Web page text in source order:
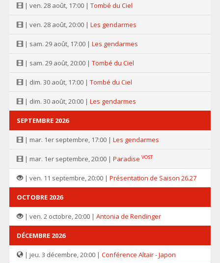
| ven. 28 août, 17:00 | Tombé du Ciel
| ven. 28 août, 20:00 | Les gendarmes
| sam. 29 août, 17:00 | Les gendarmes
| sam. 29 août, 20:00 | Tombé du Ciel
| dim. 30 août, 17:00 | Tombé du Ciel
| dim. 30 août, 20:00 | Les gendarmes
SEPTEMBRE 2026
| mar. 1er septembre, 17:00 | Les gendarmes
| mar. 1er septembre, 20:00 | Paradise VOST
| ven. 11 septembre, 20:00 | Présentation de Saison 26.27
OCTOBRE 2026
| ven. 2 octobre, 20:00 | Antonia de Rendinger
DÉCEMBRE 2026
| jeu. 3 décembre, 20:00 | Conférence Altaïr - Japon